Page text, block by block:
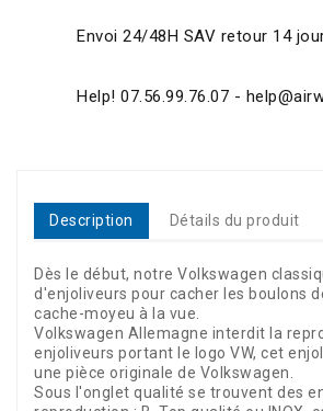
Envoi 24/48H SAV retour 14
Help! 07.56.99.76.07 -
Description Détails du produit
Dès le début, notre Volkswagen
d'enjoliveurs pour cacher les boulons
cache-moyeu à la vue.
Volkswagen Allemagne interdit la
enjoliveurs portant le logo VW, cet
une pièce originale de Volkswagen.
Sous l'onglet qualité se trouvent des